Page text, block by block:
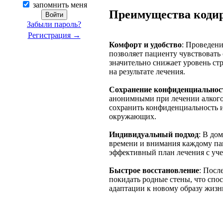
запомнить меня
Забыли пароль?
Регистрация →
Преимущества
Комфорт и удобство:
позволяет пациенту
значительно снижает уровень
на результате лечения.
Сохранение
анонимными при лечении
сохранить конфиденциальность
окружающих.
Индивидуальный подход: В
времени и внимания каждому
эффективный план лечения с
Быстрое восстановление:
покидать родные стены, что
адаптации к новому образу